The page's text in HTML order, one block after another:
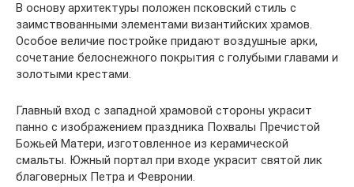
В основу архитектуры положен псковский стиль с
заимствованными элементами византийских храмов.
Особое величие постройке придают воздушные арки,
сочетание белоснежного покрытия с голубыми главами и
золотыми крестами.
Главный вход с западной храмовой стороны украсит
панно с изображением праздника Похвалы Пречистой
Божьей Матери, изготовленное из керамической
смальты. Южный портал при входе украсит святой лик
благоверных Петра и Февронии.